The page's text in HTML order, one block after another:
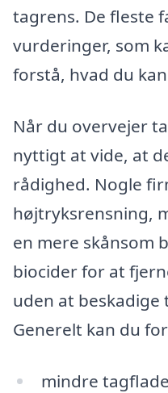
tagrens. De fleste
vurderinger, som
forstå, hvad du
Når du overvejer
nyttigt at vide, at
rådighed. Nogle
højtryksrensning,
en mere skånsom
biocider for at
uden at
Generelt kan du
mindre